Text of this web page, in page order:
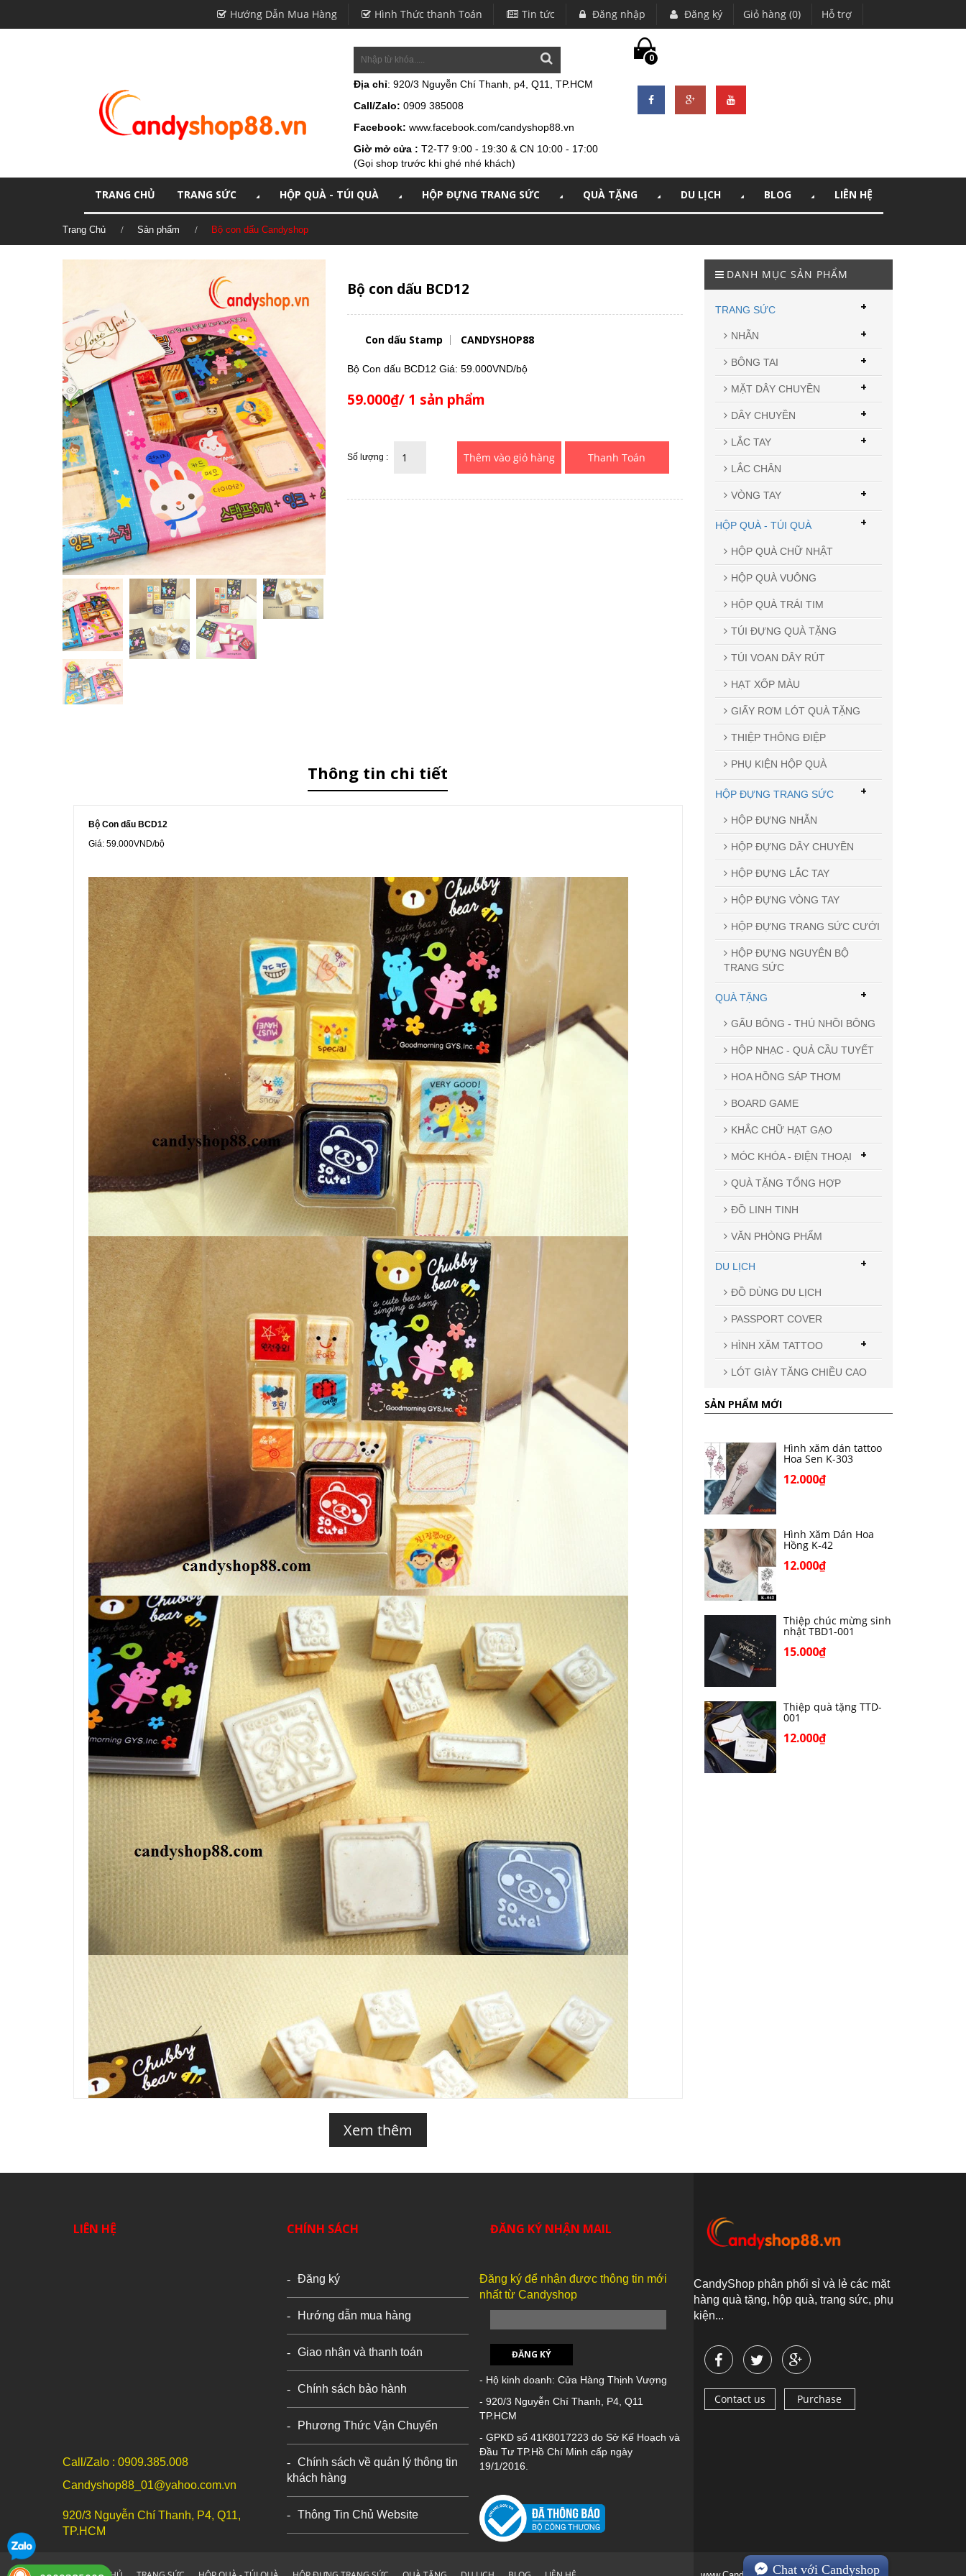
Hướng Dẫn Mua Hàng Hình Thức thanh Toán Tin tức Đăng nhập Đăng ký Giỏ hàng (0) Hỗ trợ
Địa chỉ: 920/3 Nguyễn Chí Thanh, p4, Q11, TP.HCM
Call/Zalo: 0909 385008
Facebook: www.facebook.com/candyshop88.vn
Giờ mở cửa : T2-T7 9:00 - 19:30 & CN 10:00 - 17:00
(Gọi shop trước khi ghé nhé khách)
0
TRANG CHỦ TRANG SỨC HỘP QUÀ - TÚI QUÀ HỘP ĐỰNG TRANG SỨC QUÀ TẶNG DU LỊCH BLOG LIÊN HỆ
Trang Chủ Sản phẩm Bộ con dấu Candyshop
Bộ con dấu BCD12
Con dấu Stamp CANDYSHOP88
Bộ Con dấu BCD12 Giá: 59.000VND/bộ
59.000₫/ 1 sản phẩm
Số lượng : Thanh Toán
Thông tin chi tiết
Bộ Con dấu BCD12
Giá: 59.000VND/bộ
Xem thêm
DANH MỤC SẢN PHẨM
TRANG SỨC
NHẪN +
BÔNG TAI +
MẶT DÂY CHUYỀN +
DÂY CHUYỀN +
LẮC TAY +
LẮC CHÂN
VÒNG TAY +
+
HỘP QUÀ - TÚI QUÀ
HỘP QUÀ CHỮ NHẬT
HỘP QUÀ VUÔNG
HỘP QUÀ TRÁI TIM
TÚI ĐỰNG QUÀ TẶNG
TÚI VOAN DÂY RÚT
HẠT XỐP MÀU
GIẤY RƠM LÓT QUÀ TẶNG
THIỆP THÔNG ĐIỆP
PHỤ KIỆN HỘP QUÀ
+
HỘP ĐỰNG TRANG SỨC
HỘP ĐỰNG NHẪN
HỘP ĐỰNG DÂY CHUYỀN
HỘP ĐỰNG LẮC TAY
HỘP ĐỰNG VÒNG TAY
HỘP ĐỰNG TRANG SỨC CƯỚI
HỘP ĐỰNG NGUYÊN BỘ
TRANG SỨC
+
QUÀ TẶNG
GẤU BÔNG - THÚ NHỒI BÔNG
HỘP NHẠC - QUẢ CẦU TUYẾT
HOA HỒNG SÁP THƠM
BOARD GAME
KHẮC CHỮ HẠT GẠO
MÓC KHÓA - ĐIỆN THOẠI +
QUÀ TẶNG TỔNG HỢP
ĐỒ LINH TINH
VĂN PHÒNG PHẨM
+
DU LỊCH
ĐỒ DÙNG DU LỊCH
PASSPORT COVER
HÌNH XĂM TATTOO +
LÓT GIÀY TĂNG CHIỀU CAO
+
SẢN PHẨM MỚI
Hình xăm dán tattoo
Hoa Sen K-303
12.000₫
Hình Xăm Dán Hoa
Hồng K-42
12.000₫
Thiệp chúc mừng sinh
nhật TBD1-001
15.000₫
Thiệp quà tặng TTD-
001
12.000₫
LIÊN HỆ
Call/Zalo : 0909.385.008
Candyshop88_01@yahoo.com.vn
920/3 Nguyễn Chí Thanh, P4, Q11,
TP.HCM
CHÍNH SÁCH
Đăng ký
Hướng dẫn mua hàng
Giao nhận và thanh toán
Chính sách bảo hành
Phương Thức Vận Chuyển
Chính sách về quản lý thông tin
khách hàng
Thông Tin Chủ Website
ĐĂNG KÝ NHẬN MAIL
Đăng ký để nhận được thông tin mới
nhất từ Candyshop
ĐĂNG KÝ
- Hộ kinh doanh: Cửa Hàng Thịnh Vượng
- 920/3 Nguyễn Chí Thanh, P4, Q11
TP.HCM
- GPKD số 41K8017223 do Sở Kế Hoạch và
Đầu Tư TP.Hồ Chí Minh cấp ngày
19/1/2016.
CandyShop phân phối sỉ và lẻ các mặt
hàng quà tặng, hộp quà, trang sức, phụ
kiện...
Contact us Purchase
Chat với Candyshop